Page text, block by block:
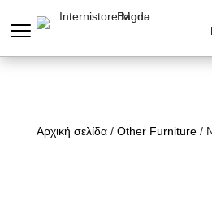
Αρχική σελίδα/ Other Furniture/